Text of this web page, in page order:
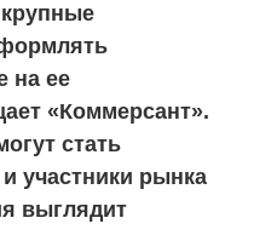
на ее
«Коммерсант».
стать
участники рынка
выглядит